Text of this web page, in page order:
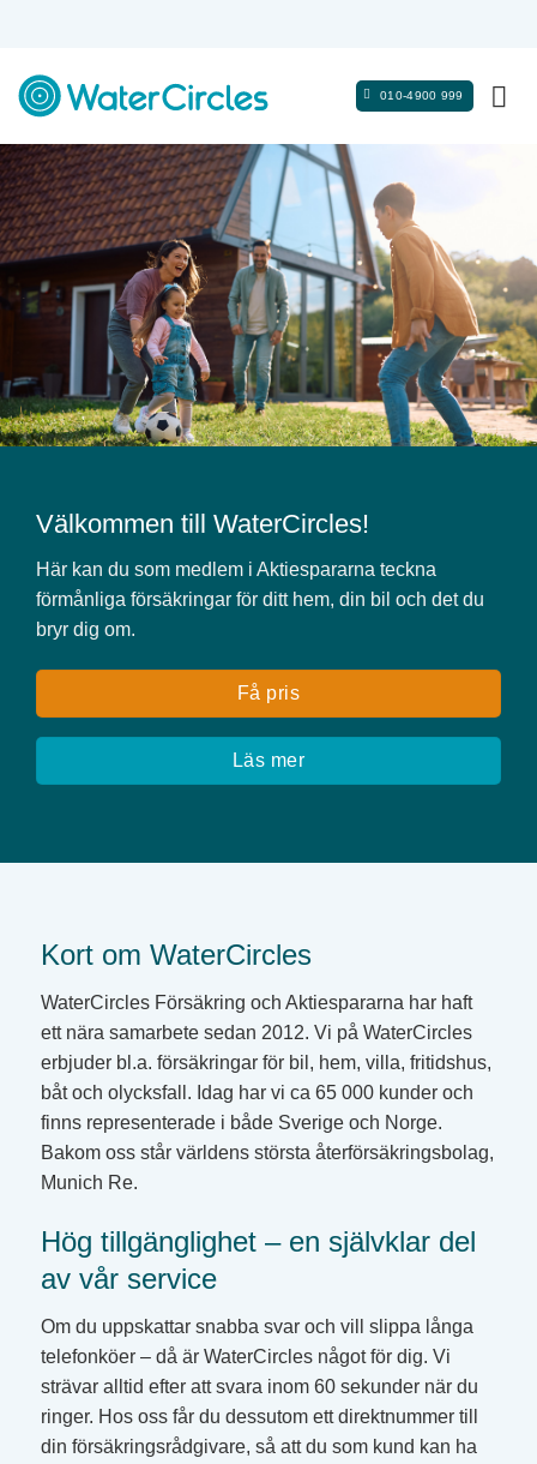
content
010-4900 999
Välkommen till WaterCircles!
Här kan du som medlem i Aktiespararna teckna
förmånliga försäkringar för ditt hem, din bil och det du
bryr dig om.
Få pris
Läs mer
Kort om WaterCircles
WaterCircles Försäkring och Aktiespararna har haft
ett nära samarbete sedan 2012. Vi på WaterCircles
erbjuder bl.a. försäkringar för bil, hem, villa, fritidshus,
båt och olycksfall. Idag har vi ca 65 000 kunder och
finns representerade i både Sverige och Norge.
Bakom oss står världens största återförsäkringsbolag,
Munich Re.
Hög tillgänglighet – en självklar del
av vår service
Om du uppskattar snabba svar och vill slippa långa
telefonköer – då är WaterCircles något för dig. Vi
strävar alltid efter att svara inom 60 sekunder när du
ringer. Hos oss får du dessutom ett direktnummer till
din försäkringsrådgivare, så att du som kund kan ha